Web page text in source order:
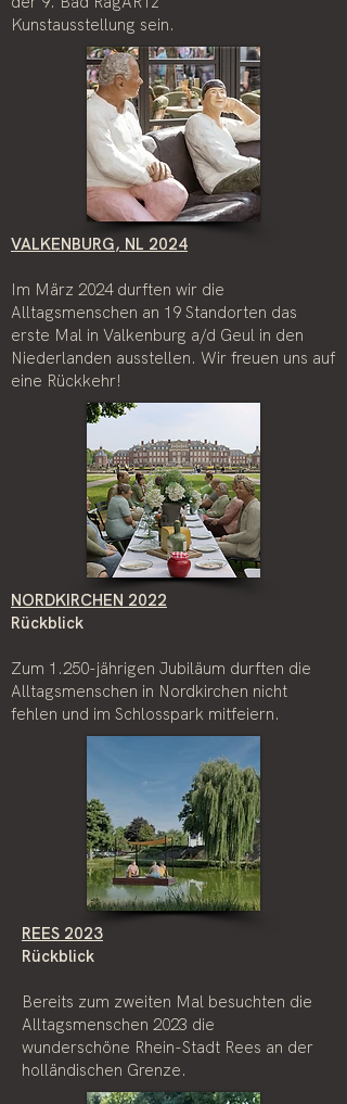
Kunstausstellung sein.
VALKENBURG, NL 2024
Im März 2024 durften wir die
Alltagsmenschen an 19 Standorten das
erste Mal in Valkenburg a/d Geul in den
Niederlanden ausstellen. Wir freuen uns auf
eine Rückkehr!
NORDKIRCHEN 2022
Rückblick
Zum 1.250-jährigen Jubiläum durften die
Alltagsmenschen in Nordkirchen nicht
fehlen und im Schlosspark mitfeiern.
REES 2023
Rückblick
Bereits zum zweiten Mal besuchten die
Alltagsmenschen 2023 die
wunderschöne Rhein-Stadt Rees an der
holländischen Grenze.